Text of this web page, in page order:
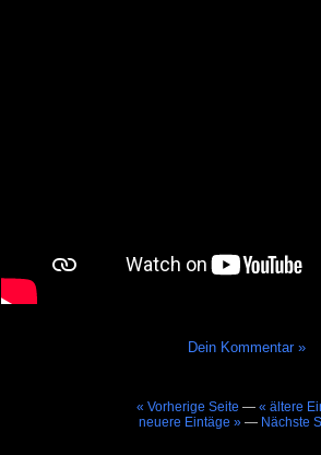
Dein Kommentar »
« Vorherige Seite — « ältere
neuere Eintäge » — Nächste